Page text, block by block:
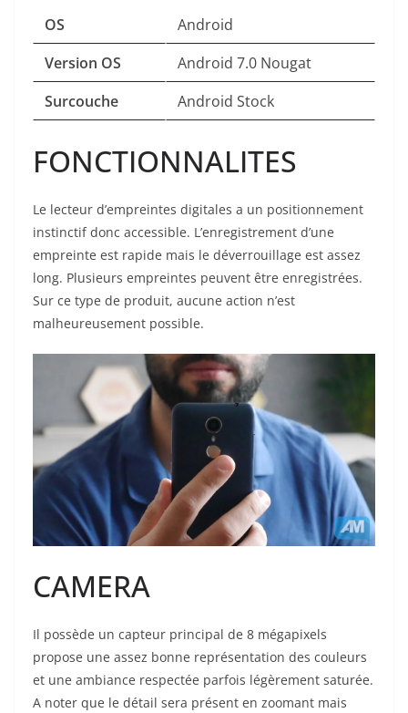
OS
Android
Version OS
Android 7.0 Nougat
Surcouche
Android Stock
FONCTIONNALITES
Le lecteur d’empreintes digitales a un positionnement
instinctif donc accessible. L’enregistrement d’une
empreinte est rapide mais le déverrouillage est assez
long. Plusieurs empreintes peuvent être enregistrées.
Sur ce type de produit, aucune action n’est
malheureusement possible.
CAMERA
Il possède un capteur principal de 8 mégapixels
propose une assez bonne représentation des couleurs
et une ambiance respectée parfois légèrement saturée.
A noter que le détail sera présent en zoomant mais